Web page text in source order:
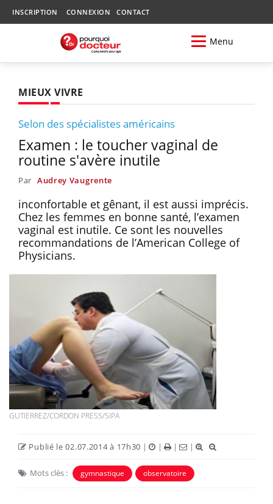
INSCRIPTION CONNEXION CONTACT
Menu
MIEUX VIVRE
Selon des spécialistes américains
Examen : le toucher vaginal de
routine s'avère inutile
Par Audrey Vaugrente
inconfortable et gênant, il est aussi imprécis.
Chez les femmes en bonne santé, l’examen
vaginal est inutile. Ce sont les nouvelles
recommandations de l’American College of
Physicians.
GUTIERREZ/CORDON PRESS/SIPA
Publié le 02.07.2014 à 17h30 | | | |
Mots clés : gymnastique observatoire